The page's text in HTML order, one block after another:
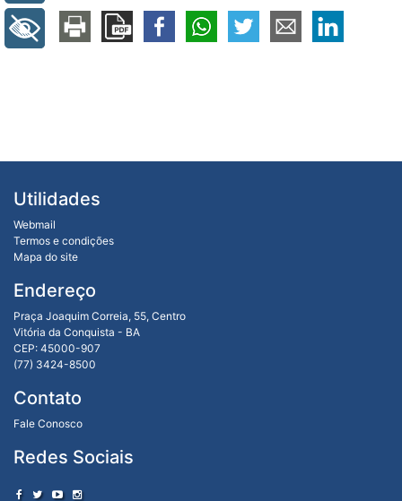
Utilidades
Webmail
Termos e condições
Mapa do site
Endereço
Praça Joaquim Correia, 55, Centro
Vitória da Conquista - BA
CEP: 45000-907
(77) 3424-8500
Contato
Fale Conosco
Redes Sociais
+ Acessibilidade